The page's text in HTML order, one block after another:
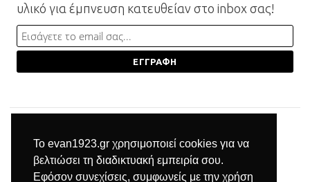
Το evan1923.gr χρησιμοποιεί cookies για να
βελτιώσει τη διαδικτυακή εμπειρία σου.
Εφόσον συνεχίσεις, συμφωνείς με την χρήση
υλικό για έμπνευση κατευθείαν στο inbox σας!